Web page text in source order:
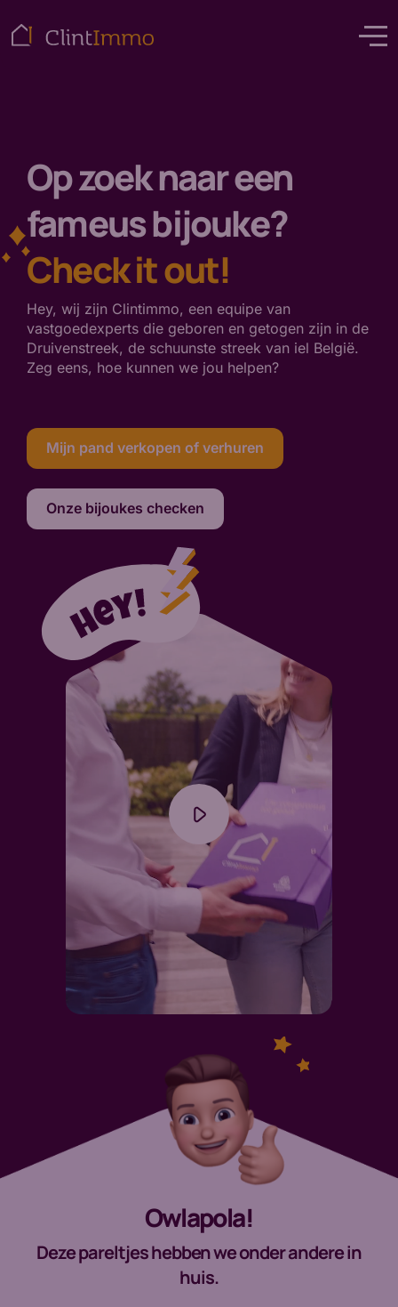
Op zoek naar een
fameus bijouke?
Check it out!
Hey, wij zijn Clintimmo, een equipe van
vastgoedexperts die geboren en getogen zijn in de
Druivenstreek, de schuunste streek van iel België.
Zeg eens, hoe kunnen we jou helpen?
Mijn pand verkopen of verhuren
Onze bijoukes checken
Owlapola!
Deze pareltjes hebben we onder andere in
huis.